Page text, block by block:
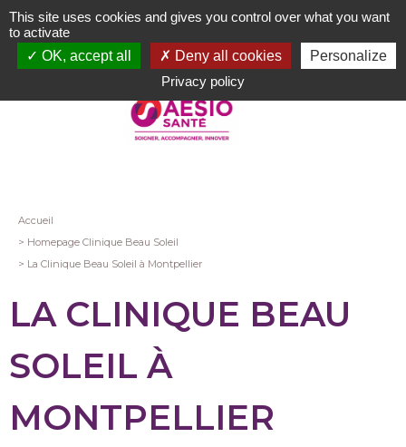
Aller
au
contenu
Fil
d'Ariane
Accueil
Homepage Clinique Beau Soleil
La Clinique Beau Soleil à Montpellier
LA CLINIQUE BEAU
SOLEIL À
MONTPELLIER
This site uses cookies and gives you control over what you want
to activate
OK, accept all
Deny all cookies
Personalize
Privacy policy